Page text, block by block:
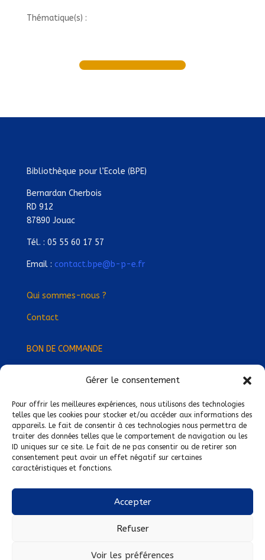
Gérer le consentement
Pour offrir les meilleures expériences, nous utilisons des technologies
telles que les cookies pour stocker et/ou accéder aux informations des
appareils. Le fait de consentir à ces technologies nous permettra de
traiter des données telles que le comportement de navigation ou les
ID uniques sur ce site. Le fait de ne pas consentir ou de retirer son
consentement peut avoir un effet négatif sur certaines
caractéristiques et fonctions.
Accepter
Refuser
Voir les préférences
Thématique(s) :
Bibliothèque pour l’Ecole (BPE)
Bernardan Cherbois
RD 912
87890 Jouac
Tél. : 05 55 60 17 57
Email : contact.bpe@b-p-e.fr
Qui sommes-nous ?
Contact
BON DE COMMANDE
Devenez Délégué·e Régional·e !
Trouvez-nous près de chez vous !
Mentions légales
Conditions générales de vente
Politique de confidentialité